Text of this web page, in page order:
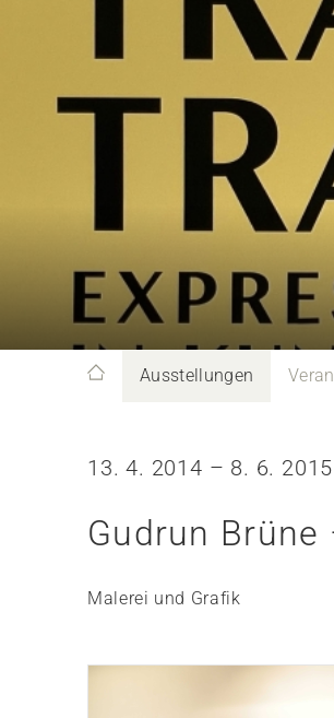
Ausstellungen
13. 4. 2014 – 8. 6. 2015
Gudrun
Malerei und Grafik